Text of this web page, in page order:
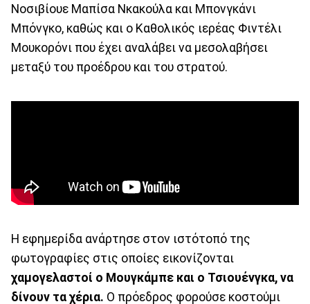
Νοσιβίουε Μαπίσα Νκακούλα και Μπονγκάνι
Μπόνγκο, καθώς και ο Καθολικός ιερέας Φιντέλι
Μουκορόνι που έχει αναλάβει να μεσολαβήσει
μεταξύ του προέδρου και του στρατού.
Η εφημερίδα ανάρτησε στον ιστότοπό της
φωτογραφίες στις οποίες εικονίζονται
χαμογελαστοί ο Μουγκάμπε και ο Τσιουένγκα, να
δίνουν τα χέρια. Ο πρόεδρος φορούσε κοστούμι